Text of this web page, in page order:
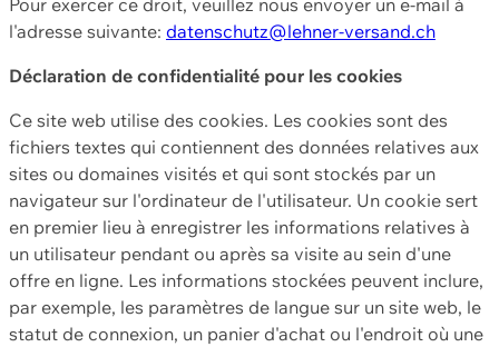
l'adresse suivante: datenschutz@lehner-versand.ch
Déclaration de confidentialité pour les cookies
Ce site web utilise des cookies. Les cookies sont des
fichiers textes qui contiennent des données relatives aux
sites ou domaines visités et qui sont stockés par un
navigateur sur l'ordinateur de l'utilisateur. Un cookie sert
en premier lieu à enregistrer les informations relatives à
un utilisateur pendant ou après sa visite au sein d'une
offre en ligne. Les informations stockées peuvent inclure,
par exemple, les paramètres de langue sur un site web, le
statut de connexion, un panier d'achat ou l'endroit où une